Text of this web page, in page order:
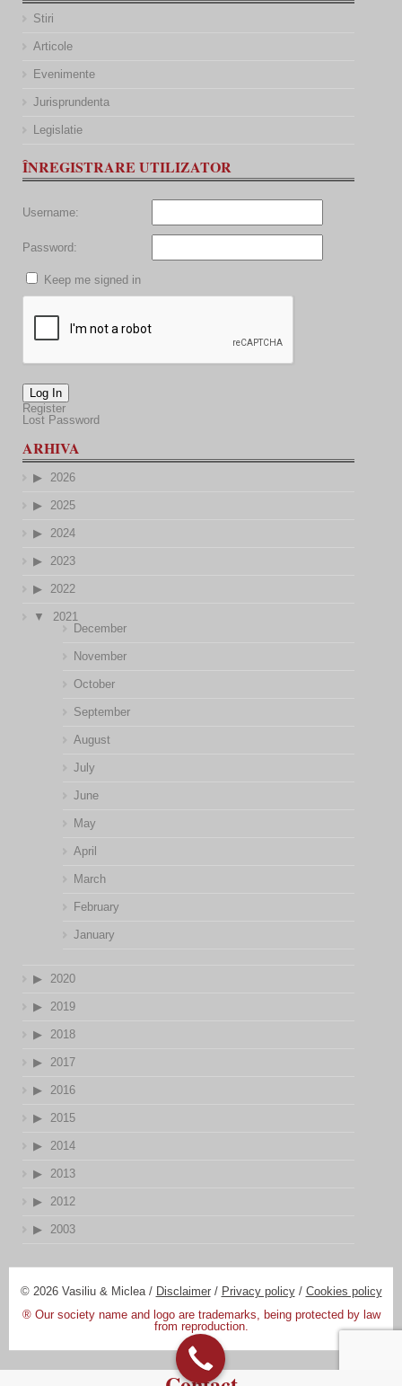
Stiri
Articole
Evenimente
Jurisprundenta
Legislatie
ÎNREGISTRARE UTILIZATOR
Username:
Password:
Keep me signed in
Log In
Register
Lost Password
ARHIVA
2026
2025
2024
2023
2022
2021
December
November
October
September
August
July
June
May
April
March
February
January
2020
2019
2018
2017
2016
2015
2014
2013
2012
2003
© 2026 Vasiliu & Miclea / Disclaimer/ Privacy policy/ Cookies policy
® Our society name and logo are trademarks, being protected by law
from reproduction.
Designed by:DV Digital Promotions